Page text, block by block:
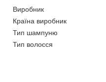
Виробник
Країна виробник
Тип шампуню
Тип волосся